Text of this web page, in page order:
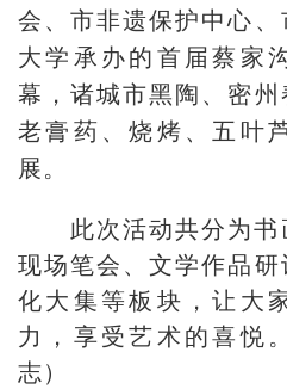
会、市非遗保护中心
大学承办的首届蔡家
幕，诸城市黑陶、密州
老膏药、烧烤、五叶
展。
此次活动共分为
现场笔会、文学作品
化大集等板块，让大
力，享受艺术的喜悦
志）